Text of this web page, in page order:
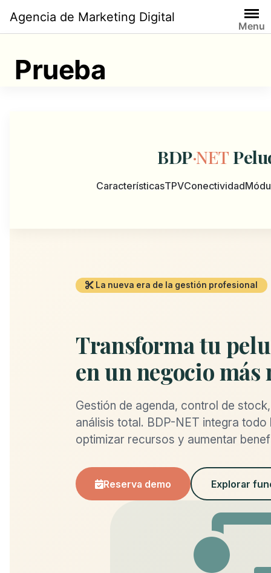
contenido
Agencia de Marketing Digital
Menu
Prueba
BDP·NET
CaracterísticasTPVConectividad
La nueva era de la gestión profesional
Transforma tu
en un negocio más
Gestión de agenda, control de
análisis total. BDP-NET integra
optimizar recursos y aumentar
Reserva demo Explorar